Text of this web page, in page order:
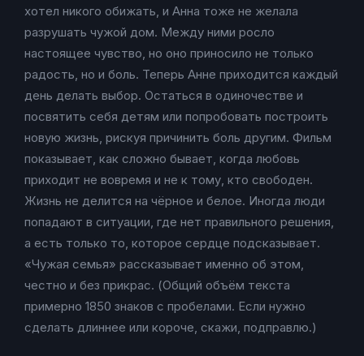
хотел никого обижать, и Анна тоже не желала
разрушать чужой дом. Между ними росло
настоящее чувство, но оно приносило не только
радость, но и боль. Теперь Анне приходится каждый
день делать выбор. Остаться в одиночестве и
посвятить себя детям или попробовать построить
новую жизнь, рискуя причинить боль другим. Фильм
показывает, как сложно бывает, когда любовь
приходит не вовремя и не к тому, кто свободен.
Жизнь не делится на чёрное и белое. Иногда люди
попадают в ситуации, где нет правильного решения,
а есть только то, которое сердце подсказывает.
«Чужая семья» рассказывает именно об этом,
честно и без прикрас. (Общий объём текста
примерно 1850 знаков с пробелами. Если нужно
сделать длиннее или короче, скажи, подправлю.)